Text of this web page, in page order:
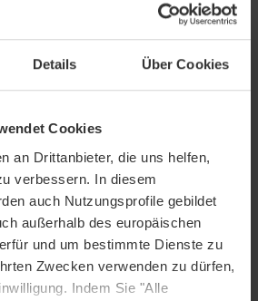
Details Über Cookies
Cookies
an Drittanbieter, die uns helfen,
verbessern. In diesem
auch Nutzungsprofile gebildet
außerhalb des europäischen
und um bestimmte Dienste zu
Zwecken verwenden zu dürfen,
Indem Sie "Alle
Reformziegel
Dachziegel